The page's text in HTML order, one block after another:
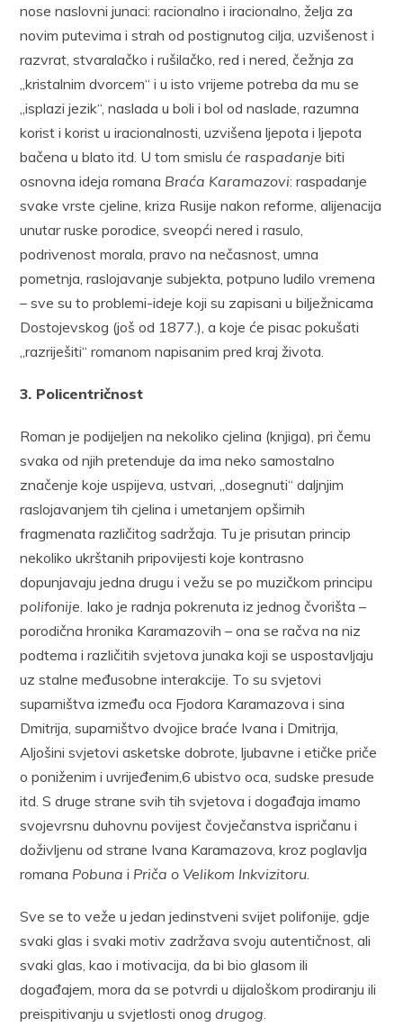
nose naslovni junaci: racionalno i iracionalno, želja za
novim putevima i strah od postignutog cilja, uzvišenost i
razvrat, stvaralačko i rušilačko, red i nered, čežnja za
„kristalnim dvorcem“ i u isto vrijeme potreba da mu se
„isplazi jezik“, naslada u boli i bol od naslade, razumna
korist i korist u iracionalnosti, uzvišena ljepota i ljepota
bačena u blato itd. U tom smislu će raspadanjebiti
osnovna ideja romana Braća Karamazovi: raspadanje
svake vrste cjeline, kriza Rusije nakon reforme, alijenacija
unutar ruske porodice, sveopći nered i rasulo,
podrivenost morala, pravo na nečasnost, umna
pometnja, raslojavanje subjekta, potpuno ludilo vremena
– sve su to problemi-ideje koji su zapisani u bilježnicama
Dostojevskog (još od 1877.), a koje će pisac pokušati
„razriješiti“ romanom napisanim pred kraj života.
3. Policentričnost
Roman je podijeljen na nekoliko cjelina (knjiga), pri čemu
svaka od njih pretenduje da ima neko samostalno
značenje koje uspijeva, ustvari, „dosegnuti“ daljnjim
raslojavanjem tih cjelina i umetanjem opširnih
fragmenata različitog sadržaja. Tu je prisutan princip
nekoliko ukrštanih pripovijesti koje kontrasno
dopunjavaju jedna drugu i vežu se po muzičkom principu
polifonije . Iako je radnja pokrenuta iz jednog čvorišta –
porodična hronika Karamazovih – ona se račva na niz
podtema i različitih svjetova junaka koji se uspostavljaju
uz stalne međusobne interakcije. To su svjetovi
suparništva između oca Fjodora Karamazova i sina
Dmitrija, suparništvo dvojice braće Ivana i Dmitrija,
Aljošini svjetovi asketske dobrote, ljubavne i etičke priče
o poniženim i uvrijeđenim,6 ubistvo oca, sudske presude
itd. S druge strane svih tih svjetova i događaja imamo
svojevrsnu duhovnu povijest čovječanstva ispričanu i
doživljenu od strane Ivana Karamazova, kroz poglavlja
romana Pobunai Priča o Velikom Inkvizitoru
Sve se to veže u jedan jedinstveni svijet polifonije, gdje
svaki glas i svaki motiv zadržava svoju autentičnost, ali
svaki glas, kao i motivacija, da bi bio glasom ili
događajem, mora da se potvrdi u dijaloškom prodiranju ili
preispitivanju u svjetlosti onogdrugog